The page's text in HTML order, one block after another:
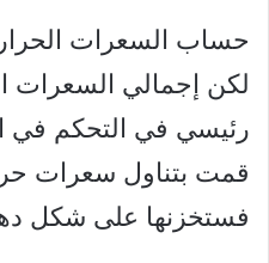
حساب السعرات
لكن إجمالي السعرات
رئيسي في التحكم في
قمت بتناول سعرات
فستخزنها على شكل